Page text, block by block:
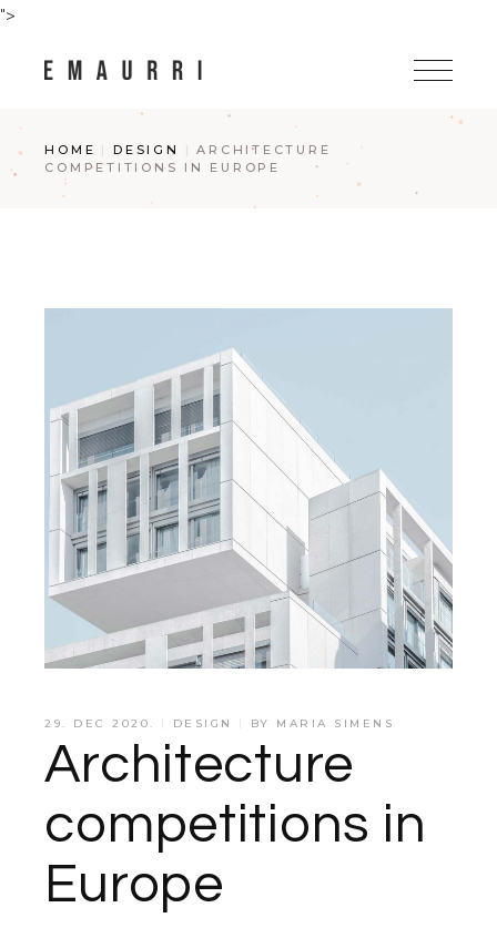
">
HOME DESIGN
ARCHITECTURE
COMPETITIONS IN EUROPE
29. DEC 2020. DESIGN BY MARIA SIMENS
Architecture
competitions in
Europe